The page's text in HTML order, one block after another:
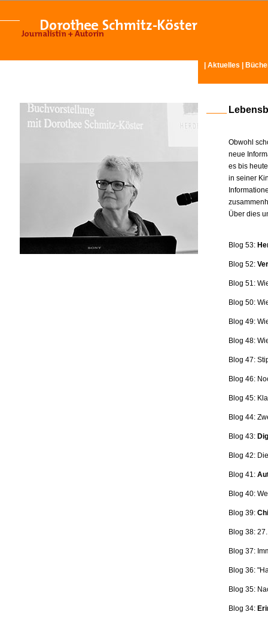
Aktuelles
Obwohl
neue
es bis
in seiner
Über dies
Blog 53:
Blog 52:
Blog 51:
Blog 50:
Blog 49:
Blog 48:
Blog 47:
Blog 46:
Blog 45:
Blog 44:
Blog 43:
Blog 42:
Blog 41:
Blog 40:
Blog 39:
Blog 38:
Blog 37:
Blog 36:
Blog 35:
Blog 34: